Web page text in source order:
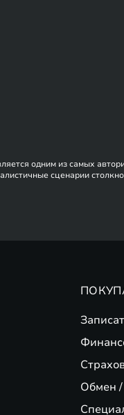
одним из самых
сценарии
Обмен